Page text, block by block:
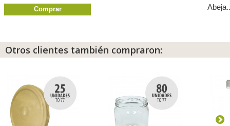
Comprar
Otros clientes también compraron: